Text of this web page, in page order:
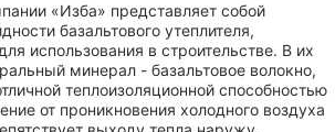
«Изба» представляет собой
базальтового утеплителя,
использования в строительстве. В их
минерал - базальтовое волокно,
теплоизоляционной способностью
от проникновения холодного воздуха